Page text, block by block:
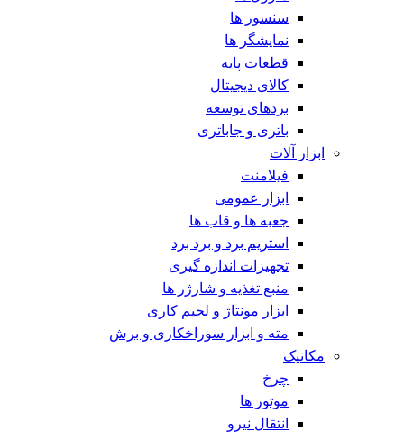
سنسور ها
نمایشگر ها
قطعات پایه
کالای دیجیتال
بردهای توسعه
باتری و جاباتری
ابزار آلات
فیلامنت
ابزار عمومی
جعبه ها و قاب ها
استریم برد و برد برد
تجهیزات اندازه گیری
منبع تغذیه و شارژر ها
ابزار مونتاژ و لحیم کاری
مته و ابزار سوراخکاری و برش
مکانیک
چرخ
موتور ها
انتقال نیرو